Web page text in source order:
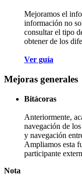
Mejoramos el
información no
consultar el tipo
obtener de los
Ver guía
Mejoras generales
Bitácoras
Anteriormente,
navegación de
y navegación
Ampliamos esta
participante
Nota